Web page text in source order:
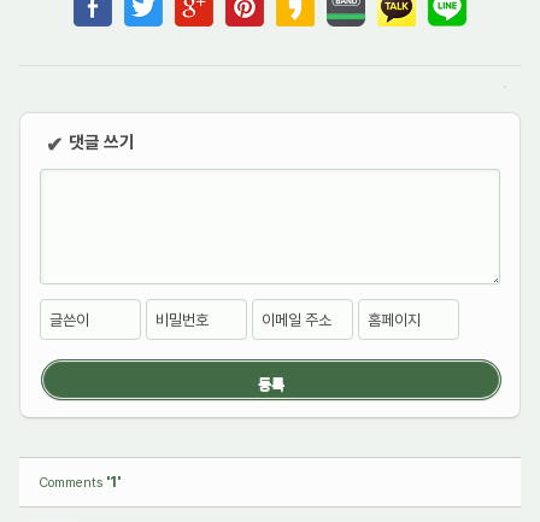
✔ 댓글 쓰기
글쓴이 비밀번호 이메일 주소 홈페이지
Comments '1'